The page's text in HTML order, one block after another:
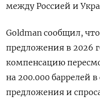
между Россией и
Goldman ‌сообщил,
предложения в 2026
компенсацию
на 200.000 баррелей
предложения и